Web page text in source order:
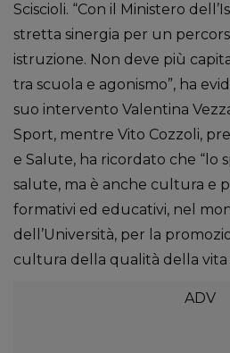
Sciscioli. “Con il Ministero
stretta sinergia per un
istruzione. Non deve più
tra scuola e agonismo”, ha
suo intervento Valentina
Sport, mentre Vito Cozzoli,
e Salute, ha ricordato che “lo
salute, ma è anche cultura e
formativi ed educativi, nel
dell’Università, per la
cultura della qualità della vita